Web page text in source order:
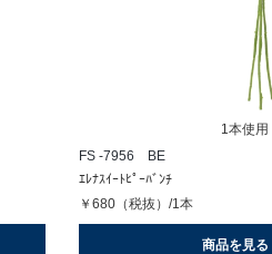
1本使用
FS -7956 BE
ｴﾚﾅｽｲｰﾄﾋﾟｰﾊﾞﾝﾁ
￥680（税抜）/1本
商品を見る